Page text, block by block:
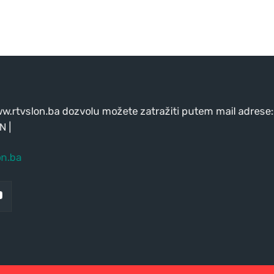
dozvolu možete zatražiti putem mail adrese:
|